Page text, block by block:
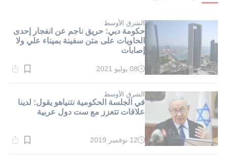
الشرق الأوسط
حكومة دبي: حريق ناجم عن انفجار إحدى
الحاويات على متن سفينة بميناء علي ولا
إصابات
وقت
دقيقة.
08 يوليو 2021
الشرق الأوسط
في الجلسة الحكومية نتنياهو يقول: لدينا
علاقات تتعزز مع ست دول عربية
وقت
12 نوفمبر 2019